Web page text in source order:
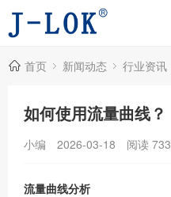
首页 新闻动态 行业资讯
如何使用流量曲线？
小编 2026-03-18 阅读 733
流量曲线分析